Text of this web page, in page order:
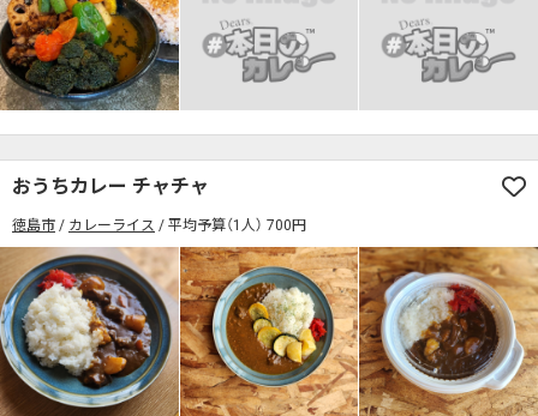
年中無休 5名以上の団体歓迎 テイクアウトOK
デリバリー対応 禁煙席のみ 喫煙席あり
カウンター席あり テーブル席あり テラス席あり
カレー専門店
カード決済可 電子マネー決済可
#本日のカレー見た！で特典あり
検索する
無料駐車場あり
モーニングあり ランチあり 夜10時以降も営業
年中無休 5名以上の団体歓迎
デリバリー対応 禁煙席のみ 喫煙席あり
カウンター席あり
テラス席ペット可 子連れ・赤ちゃんOK
カレー専門店 辛さが選べるお店
キッズメニューあり ポイント貯まる・使える
カード決済可 電子マネー決済可
#本日のカレー見た！で特典あり
おうちカレー チャチャ
徳島市 カレーライス 平均予算（1人） 700円